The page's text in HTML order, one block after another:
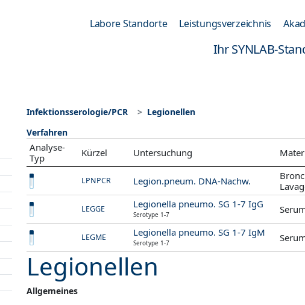
Labore Standorte Leistungsverzeichnis
Ihr SYNLAB-
Infektionsserologie/PCR
Legionellen
Verfahren
Analyse-
Typ
Kürzel Untersuchung
LPNPCR Legion.pneum. DNA-Nachw.
LEGGE Legionella pneumo. SG 1-7 IgG
Serotype 1-7
LEGME Legionella pneumo. SG 1-7 IgM
Serotype 1-7
Legionellen
Allgemeines